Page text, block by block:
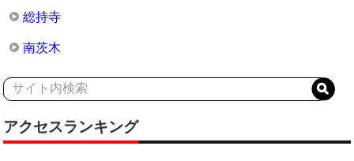
総持寺
南茨木
アクセスランキング